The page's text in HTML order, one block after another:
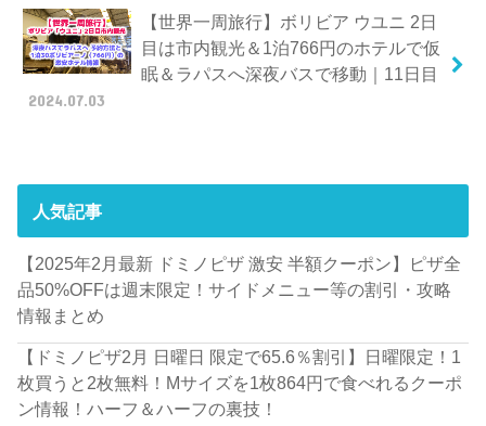
【世界一周旅行】ボリビア ウユニ 2日
目は市内観光＆1泊766円のホテルで仮
眠＆ラパスへ深夜バスで移動｜11日目
2024.07.03
人気記事
【2025年2月最新 ドミノピザ 激安 半額クーポン】ピザ全
品50%OFFは週末限定！サイドメニュー等の割引・攻略
情報まとめ
【ドミノピザ2月 日曜日 限定で65.6％割引】日曜限定！1
枚買うと2枚無料！Mサイズを1枚864円で食べれるクーポ
ン情報！ハーフ＆ハーフの裏技！